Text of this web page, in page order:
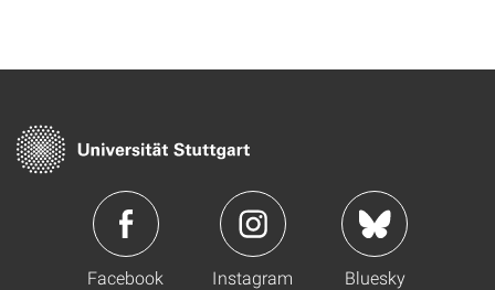
Facebook Instagram Bluesky